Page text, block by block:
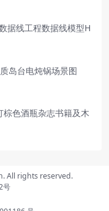
据线工程数据线模型H
岛台电炖锅场景图
棕色酒瓶杂志书籍及木
All rights reserved.
号